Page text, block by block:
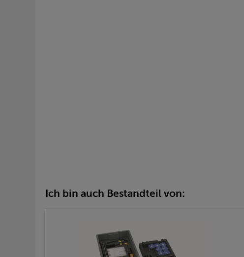
Ich bin auch Bestandteil von: